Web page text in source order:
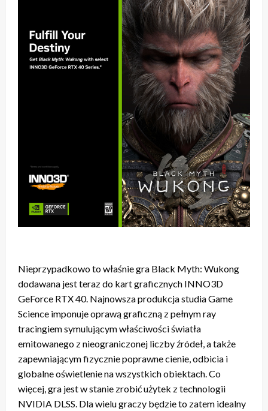
Nieprzypadkowo to właśnie gra Black Myth: Wukong
dodawana jest teraz do kart graficznych INNO3D
GeForce RTX 40. Najnowsza produkcja studia Game
Science imponuje oprawą graficzną z pełnym ray
tracingiem symulującym właściwości światła
emitowanego z nieograniczonej liczby źródeł, a także
zapewniającym fizycznie poprawne cienie, odbicia i
globalne oświetlenie na wszystkich obiektach. Co
więcej, gra jest w stanie zrobić użytek z technologii
NVIDIA DLSS. Dla wielu graczy będzie to zatem idealny